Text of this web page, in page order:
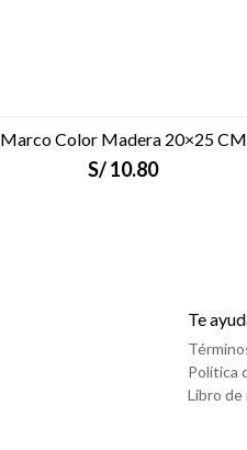
Marco Color Madera 20×25 CM
S/10.80
Te
Política
Libro de